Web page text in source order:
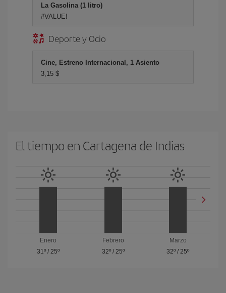
La Gasolina (1 litro)
#VALUE!
Deporte y Ocio
Cine, Estreno Internacional, 1 Asiento
3,15 $
El tiempo en Cartagena de Indias
Enero
31º/ 25º
Febrero
32º/ 25º
Marzo
32º /25º